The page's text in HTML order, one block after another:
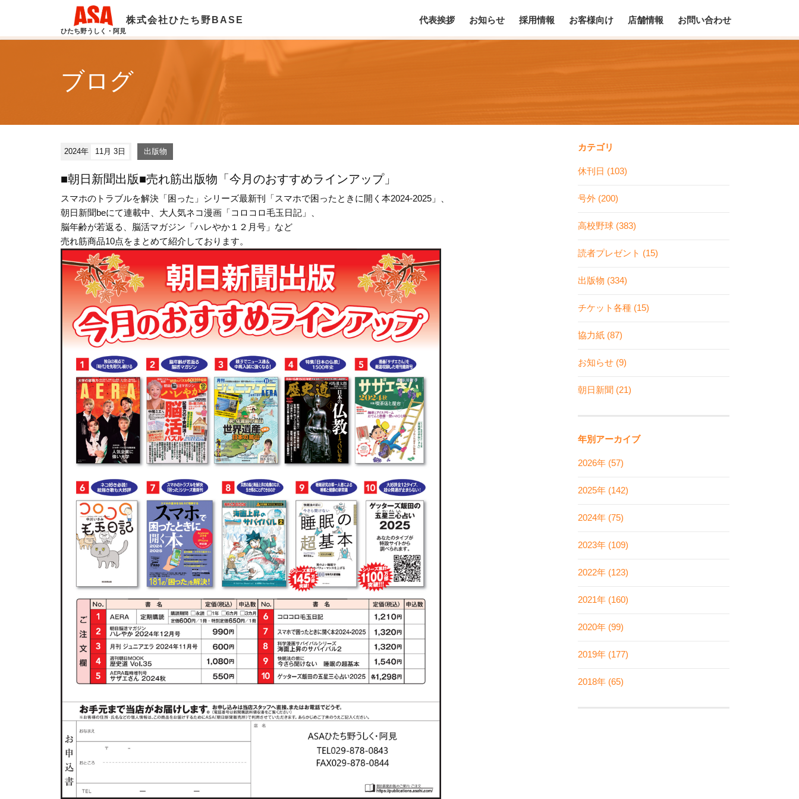
ひたち野うしく・阿見
株式会社ひたち野BASE 代表挨拶 お知らせ 採用情報 お客様向け 店舗情報 お問い合わせ
ブログ
2024年 11月 3日 出版物
■朝日新聞出版■売れ筋出版物「今月のおすすめラインアップ」
スマホのトラブルを解決「困った」シリーズ最新刊「スマホで困ったときに開く本2024-2025」、
朝日新聞beにて連載中、大人気ネコ漫画「コロコロ毛玉日記」、
脳年齢が若返る、脳活マガジン「ハレやか１２月号」など
売れ筋商品10点をまとめて紹介しております。
カテゴリ
休刊日 (103)
号外 (200)
高校野球 (383)
読者プレゼント (15)
出版物 (334)
チケット各種 (15)
協力紙 (87)
お知らせ (9)
朝日新聞 (21)
年別アーカイブ
2026年 (57)
2025年 (142)
2024年 (75)
2023年 (109)
2022年 (123)
2021年 (160)
2020年 (99)
2019年 (177)
2018年 (65)